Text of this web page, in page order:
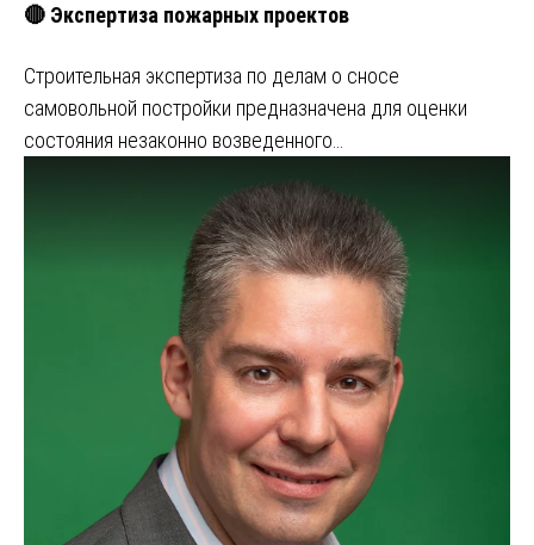
🔴 Экспертиза пожарных проектов
Строительная экспертиза по делам о сносе
самовольной постройки предназначена для оценки
состояния незаконно возведенного…